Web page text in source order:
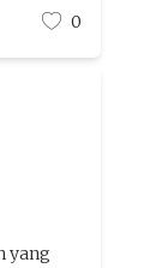
0
yang